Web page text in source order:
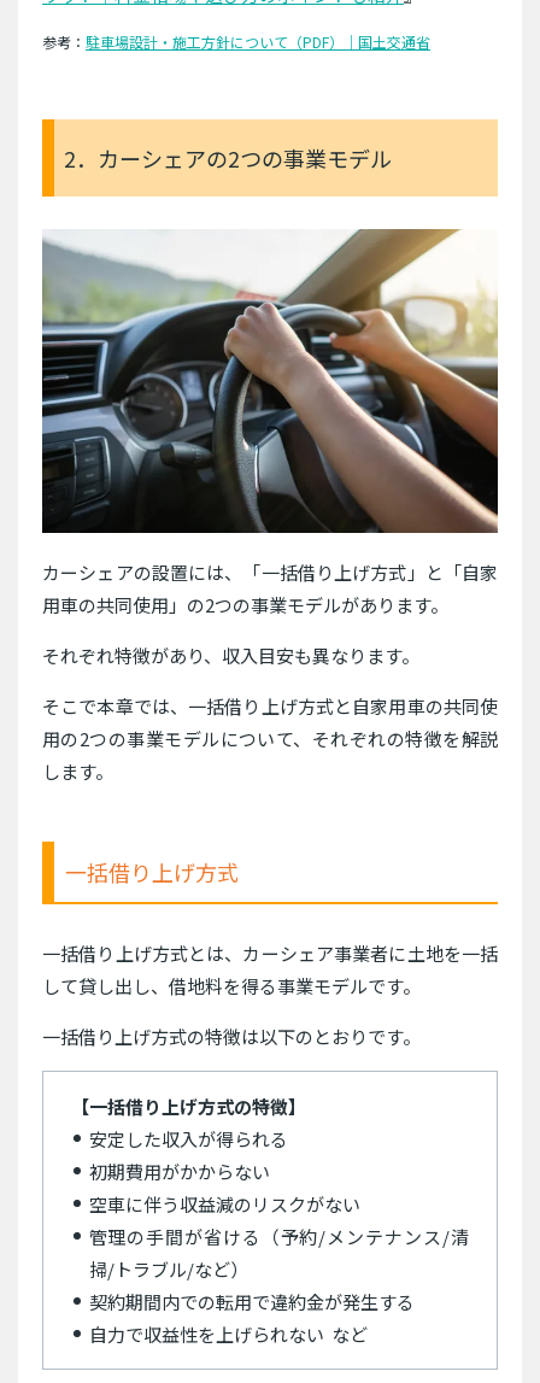
参考： 駐車場設計・施工方針について（PDF）｜国土交通省
2．カーシェアの2つの事業モデル
カーシェアの設置には、「一括借り上げ方式」と「自家
用車の共同使用」の2つの事業モデルがあります。
それぞれ特徴があり、収入目安も異なります。
そこで本章では、一括借り上げ方式と自家用車の共同使
用の2つの事業モデルについて、それぞれの特徴を解説
します。
一括借り上げ方式
一括借り上げ方式とは、カーシェア事業者に土地を一括
して貸し出し、借地料を得る事業モデルです。
一括借り上げ方式の特徴は以下のとおりです。
【一括借り上げ方式の特徴】
安定した収入が得られる
初期費用がかからない
空車に伴う収益減のリスクがない
管理の手間が省ける（予約/メンテナンス/清
掃/トラブル/など）
契約期間内での転用で違約金が発生する
自力で収益性を上げられない など